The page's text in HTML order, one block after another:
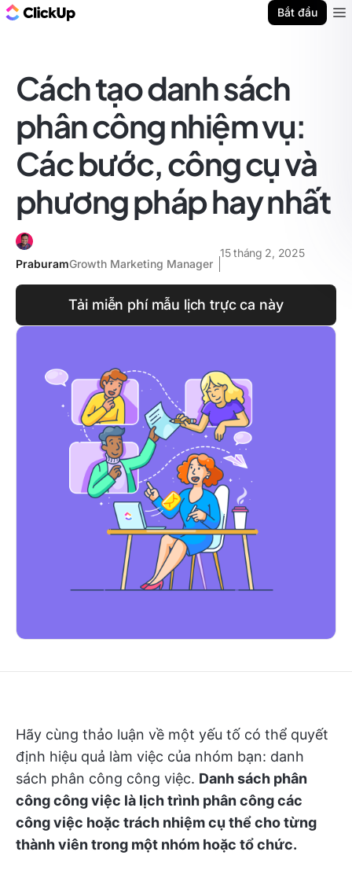
Bắt đầu
Cách tạo danh sách
phân công nhiệm vụ:
Các bước, công cụ và
phương pháp hay nhất
PraburamGrowth Marketing Manager
15 tháng 2, 2025
Tải miễn phí mẫu lịch trực ca này
Hãy cùng thảo luận về một yếu tố có thể quyết
định hiệu quả làm việc của nhóm bạn: danh
sách phân công công việc. Danh sách phân
công công việc là lịch trình phân công các
công việc hoặc trách nhiệm cụ thể cho từng
thành viên trong một nhóm hoặc tổ chức.